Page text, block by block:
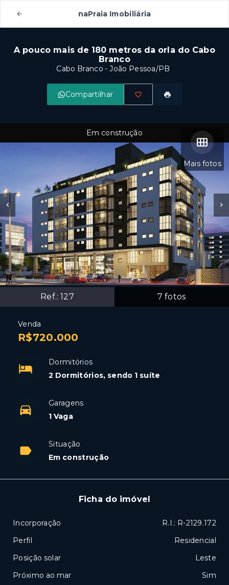
naPraia Imobiliária
A pouco mais de 180 metros da orla do Cabo
Branco
Cabo Branco - João Pessoa/PB
Compartilhar
Mais fotos
Ref.:127 7 fotos
Em construção
Venda
R$720.000
Dormitórios
2 Dormitórios, sendo 1 suíte
Garagens
1 Vaga
Situação
Em construção
Ficha do imóvel
Incorporação
R.I.: R-2129.172
Perfil
Residencial
Posição solar
Leste
Próximo ao mar
Sim